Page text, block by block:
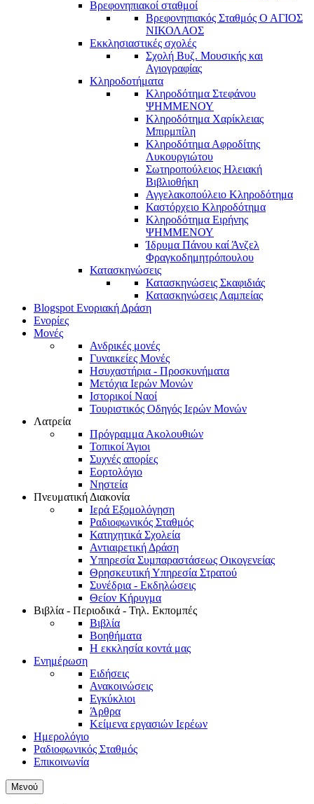
Βρεφονηπιακοί σταθμοί
Βρεφονηπιακός Σταθμός Ο ΑΓΙΟΣ
ΝΙΚΟΛΑΟΣ
Εκκλησιαστικές σχολές
Σχολή Βυζ. Μουσικής και
Αγιογραφίας
Κληροδοτήματα
Κληροδότημα Στεφάνου
ΨΗΜΜΕΝΟΥ
Κληροδότημα Χαρίκλειας
Μπιρμπίλη
Κληροδότημα Αφροδίτης
Λυκουργιώτου
Σωτηροπούλειος Ηλειακή
Βιβλιοθήκη
Αγγελακοπούλειο Κληροδότημα
Καστόρχειο Κληροδότημα
Κληροδότημα Ειρήνης
ΨΗΜΜΕΝΟΥ
Ίδρυμα Πάνου καί Άνζελ
Φραγκοδημητρόπουλου
Κατασκηνώσεις
Κατασκηνώσεις Σκαφιδιάς
Κατασκηνώσεις Λαμπείας
Blogspot Ενοριακή Δράση
Ενορίες
Μονές
Ανδρικές μονές
Γυναικείες Μονές
Ησυχαστήρια - Προσκυνήματα
Μετόχια Ιερών Μονών
Ιστορικοί Ναοί
Τουριστικός Οδηγός Ιερών Μονών
Λατρεία
Πρόγραμμα Ακολουθιών
Τοπικοί Άγιοι
Συχνές απορίες
Εορτολόγιο
Νηστεία
Πνευματική Διακονία
Ιερά Εξομολόγηση
Ραδιοφωνικός Σταθμός
Κατηχητικά Σχολεία
Αντιαιρετική Δράση
Υπηρεσία Συμπαραστάσεως Οικογενείας
Θρησκευτική Υπηρεσία Στρατού
Συνέδρια - Εκδηλώσεις
Θείον Κήρυγμα
Βιβλία - Περιοδικά - Τηλ. Εκπομπές
Βιβλία
Βοηθήματα
Η εκκλησία κοντά μας
Ενημέρωση
Ειδήσεις
Ανακοινώσεις
Εγκύκλιοι
Άρθρα
Κείμενα εργασιών Ιερέων
Ημερολόγιο
Ραδιοφωνικός Σταθμός
Επικοινωνία
Μενού